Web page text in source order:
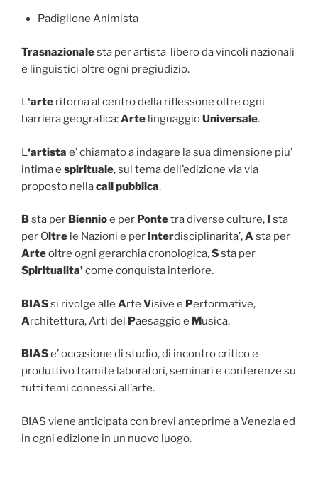
Padiglione Animista
Trasnazionalesta per artista libero da vincoli nazionali
e linguistici oltre ogni pregiudizio.
L‘arte ritorna al centro della riflessone oltre ogni
barriera geografica:Arte linguaggioUniversale.
L ‘artista e’ chiamato a indagare la sua dimensione piu’
intima e spirituale, sul tema dell’edizione via via
proposto nellacall pubblica.
Bsta per Biennioe per Pontetra diverse culture, I sta
per Oltre le Nazioni e per Interdisciplinarita’,Asta per
Arteoltre ogni gerarchia cronologica,Ssta per
Spiritualita’come conquista interiore.
BIASsi rivolge alle Arte Visive e Performative,
Architettura, Arti del Paesaggio e Musica.
BIASe’ occasione di studio, di incontro critico e
produttivo tramite laboratori, seminari e conferenze su
tutti temi connessi all’arte.
BIAS viene anticipata con brevi anteprime a Venezia ed
in ogni edizione in un nuovo luogo.